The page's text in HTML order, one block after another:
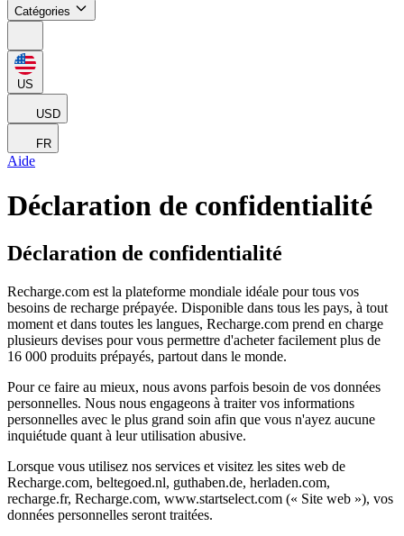
Catégories
US
USD
FR
Aide
Déclaration de confidentialité
Déclaration de confidentialité
Recharge.com est la plateforme mondiale idéale pour tous vos
besoins de recharge prépayée. Disponible dans tous les pays, à tout
moment et dans toutes les langues, Recharge.com prend en charge
plusieurs devises pour vous permettre d'acheter facilement plus de
16 000 produits prépayés, partout dans le monde.
Pour ce faire au mieux, nous avons parfois besoin de vos données
personnelles. Nous nous engageons à traiter vos informations
personnelles avec le plus grand soin afin que vous n'ayez aucune
inquiétude quant à leur utilisation abusive.
Lorsque vous utilisez nos services et visitez les sites web de
Recharge.com, beltegoed.nl, guthaben.de, herladen.com,
recharge.fr, Recharge.com, www.startselect.com (« Site web »), vos
données personnelles seront traitées.